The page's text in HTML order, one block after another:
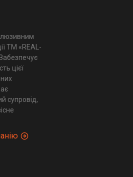
ТМ «REAL-
цієї
супровід,